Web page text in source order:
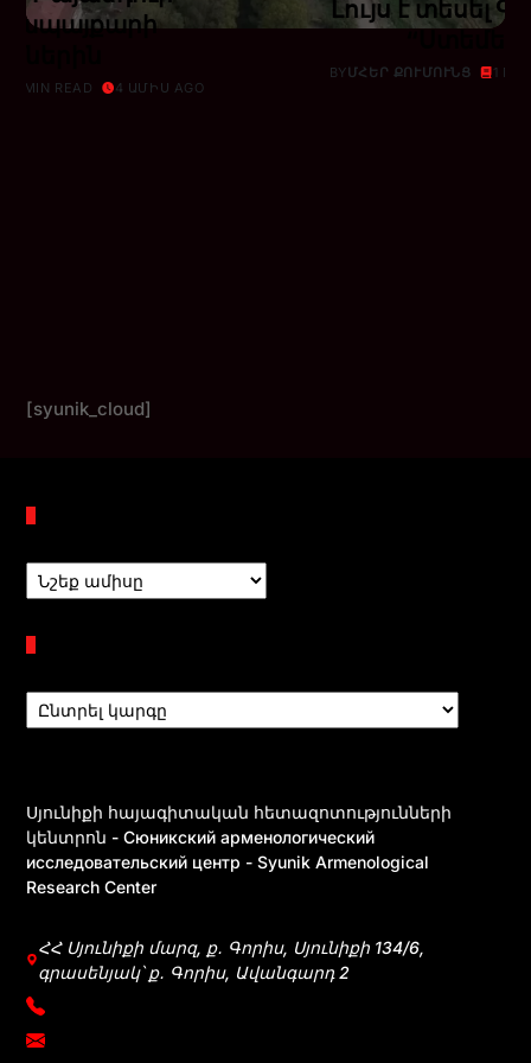
1 MIN READ 4 ԱՄԻՍ AGO
Լույս է տեսել
BYՄՀԵՐ ՔՈՒՄՈՒՆՑ 1
[syunik_cloud]
Սյունիքի հայագիտական հետազոտությունների
կենտրոն - Сюникский арменологический
исследовательский центр - Syunik Armenological
Research Center
ՀՀ Սյունիքի մարզ, ք․ Գորիս, Սյունիքի 134/6,
գրասենյակ՝ ք․ Գորիս, Ավանգարդ 2
+374 39031083
mherkumunts@gmail.com